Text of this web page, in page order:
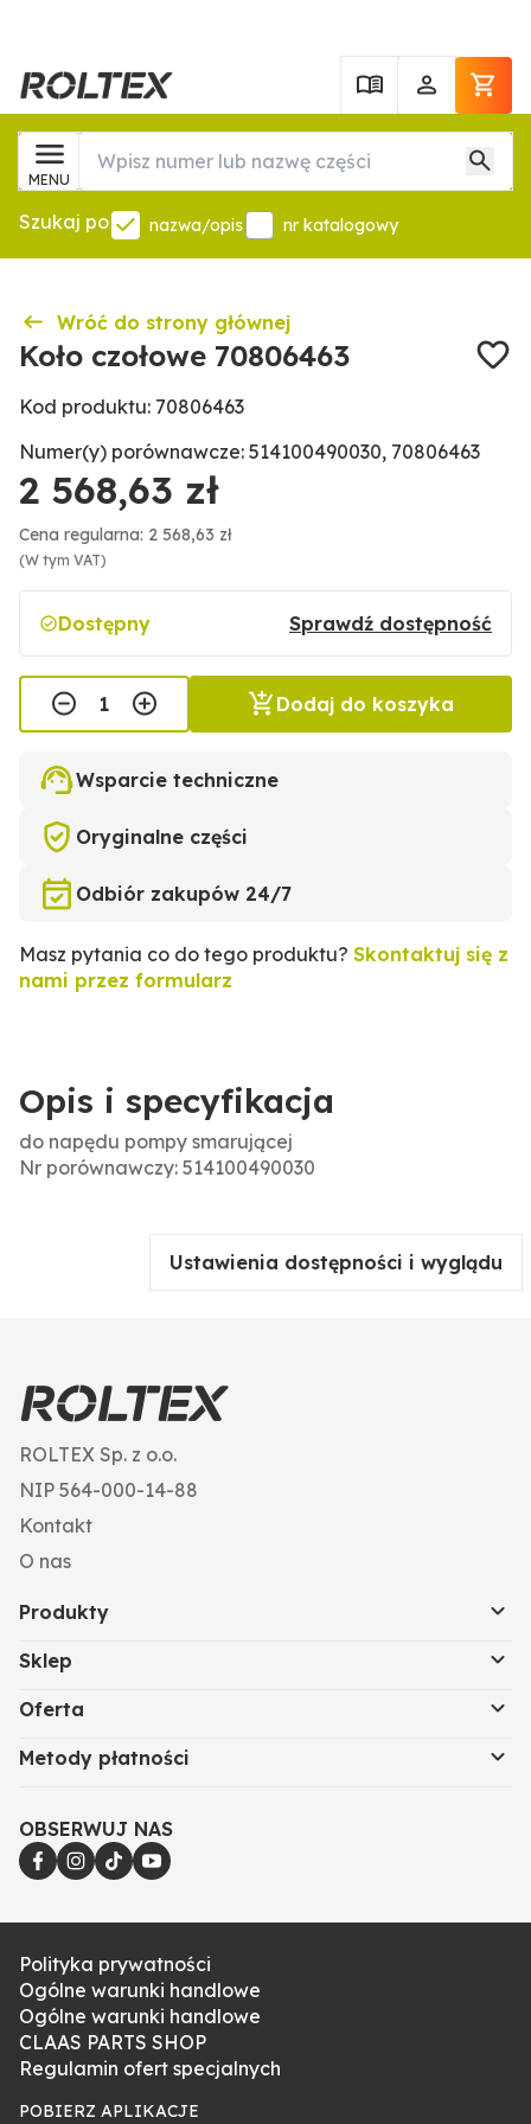
MENU
Szukaj po nazwa/opis nr katalogowy
Wróć do strony głównej
Koło czołowe 70806463
Kod produktu: 70806463
Numer(y) porównawcze: 514100490030, 70806463
2 568,63 zł
Cena regularna: 2 568,63 zł
(W tym VAT)
Dostępny Sprawdź dostępność
Dodaj do koszyka
Wsparcie techniczne
Oryginalne części
Odbiór zakupów 24/7
Masz pytania co do tego produktu? Skontaktuj się z
nami przez formularz
Opis i specyfikacja
do napędu pompy smarującej
Nr porównawczy: 514100490030
Ustawienia dostępności i wyglądu
ROLTEX Sp. z o.o.
NIP 564-000-14-88
Kontakt
O nas
Produkty
Sklep
Oferta
Metody płatności
OBSERWUJ NAS
Polityka prywatności
Ogólne warunki handlowe
Ogólne warunki handlowe
CLAAS PARTS SHOP
Regulamin ofert specjalnych
POBIERZ APLIKACJE